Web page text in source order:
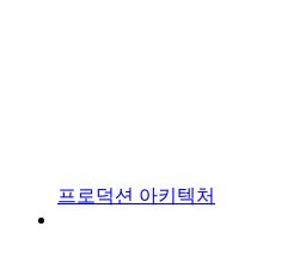
프로덕션 아키텍처